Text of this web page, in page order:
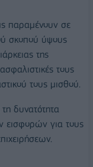
παραμένουν σε
σκοπού ύψους
της
τους
τους μισθού.
δυνατότητα
εισφορών για τους